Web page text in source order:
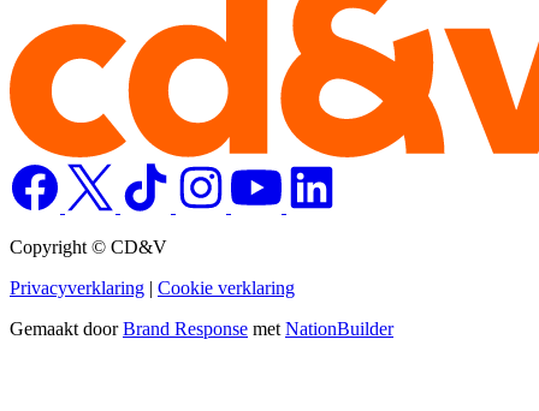
Copyright © CD&V
Privacyverklaring | Cookie verklaring
Gemaakt doorBrand Response met NationBuilder